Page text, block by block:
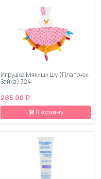
Игрушка Мякиши Шу (Платочек
Зайка) 324
285.00 ₽
В корзину